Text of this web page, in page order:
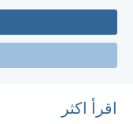
اقرأ اكثر